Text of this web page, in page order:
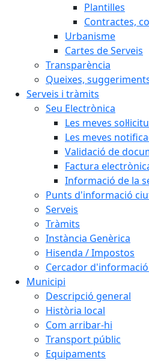
Plantilles
Contractes,
Urbanisme
Cartes de Serveis
Transparència
Queixes,
Serveis i tràmits
Seu Electrònica
Les meves
Les meves
Validació de
Factura
Informació de la
Punts d'informació
Serveis
Tràmits
Instància Genèrica
Hisenda / Impostos
Cercador
Municipi
Descripció general
Història local
Com arribar-hi
Transport públic
Equipaments